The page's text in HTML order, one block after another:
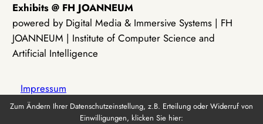
Exhibits @ FH JOANNEUM
powered by Digital Media & Immersive Systems | FH
JOANNEUM | Institute of Computer Science and
Artificial Intelligence
Impressum
Zum Ändern Ihrer Datenschutzeinstellung, z.B. Erteilung oder Widerruf von
Einwilligungen, klicken Sie hier: